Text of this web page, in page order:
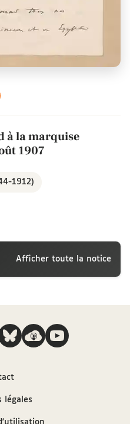
à la marquise
1907
1912)
Afficher toute la notice
marquise Arconati-
légales